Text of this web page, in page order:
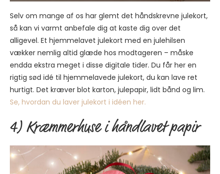
Selv om mange af os har glemt det håndskrevne julekort,
så kan vi varmt anbefale dig at kaste dig over det
alligevel. Et hjemmelavet julekort med en julehilsen
vækker nemlig altid glæde hos modtageren – måske
endda ekstra meget i disse digitale tider. Du får her en
rigtig sød idé til hjemmelavede julekort, du kan lave ret
hurtigt. Det kræver blot karton, julepapir, lidt bånd og lim.
Se, hvordan du laver julekort i idéen her.
4) Kræmmerhuse i håndlavet papir